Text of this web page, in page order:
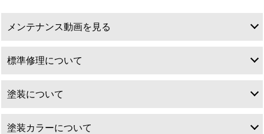
メンテナンス動画を見る
標準修理について
標準修理について
塗装について
塗装カラーについて